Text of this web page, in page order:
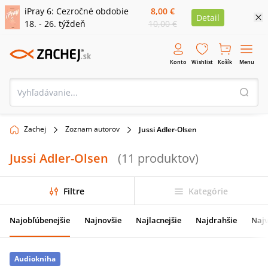
iPray 6: Cezročné obdobie
18. - 26. týždeň
8,00 €
10,00 €
Detail
Konto Wishlist Košík Menu
Zachej Zoznam autorov Jussi Adler-Olsen
Jussi Adler-Olsen (11 produktov)
Filtre Kategórie
Najobľúbenejšie Najnovšie Najlacnejšie Najdrahšie
Audiokniha